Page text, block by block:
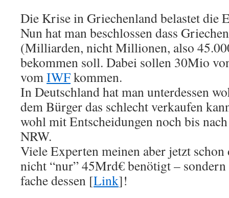
Die Krise in Griechenland belastet die
Nun hat man beschlossen dass
(Milliarden, nicht Millionen, also
bekommen soll. Dabei sollen 30Mio
vomIWFkommen.
In Deutschland hat man unterdessen
dem Bürger das schlecht verkaufen
wohl mit Entscheidungen noch bis
NRW.
Viele Experten meinen aber jetzt schon
nicht “nur” 45Mrd€ benötigt – sondern
fache dessen [Link]!